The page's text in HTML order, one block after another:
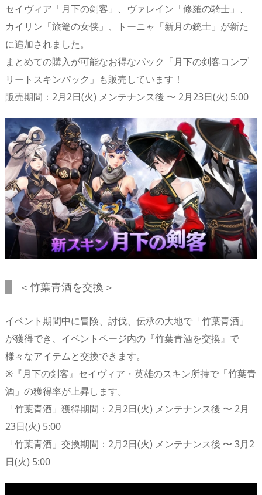
re
a
d
s
st
o
d
o
n
e
sk
m
bl
r
b
o
d
n
d
ro
p.
io
セイヴィア「月下の剣客」、ヴァレイン「修羅の騎士」、
カイリン「旅篭の女侠」、トーニャ「新月の銃士」が新た
に追加されました。
まとめての購入が可能なお得なパック「月下の剣客コンプ
リートスキンパック」も販売しています！
販売期間：2月2日(火) メンテナンス後 〜 2月23日(火) 5:00
＜竹葉青酒を交換＞
イベント期間中に冒険、討伐、伝承の大地で「竹葉青酒」
が獲得でき、イベントページ内の『竹葉青酒を交換』で
様々なアイテムと交換できます。
※『月下の剣客』セイヴィア・英雄のスキン所持で「竹葉青
酒」の獲得率が上昇します。
「竹葉青酒」獲得期間：2月2日(火) メンテナンス後 〜 2月
23日(火) 5:00
「竹葉青酒」交換期間：2月2日(火) メンテナンス後 〜 3月2
日(火) 5:00